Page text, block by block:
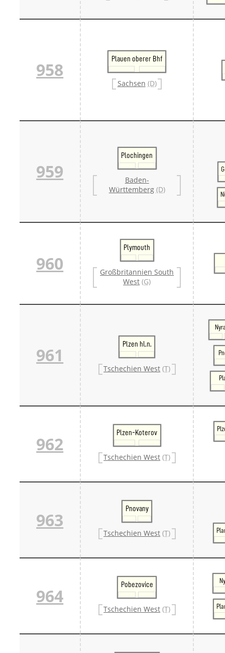
958
Plauen oberer Bhf
Sachsen (D)
959
Plochingen
Baden-
Württemberg (D)
960
Plymouth
Großbritannien South
West (G)
961
Plzen hl.n.
Tschechien West (T)
962
Plzen-Koterov
Tschechien West (T)
963
Pnovany
Tschechien West (T)
964
Pobezovice
Tschechien West (T)